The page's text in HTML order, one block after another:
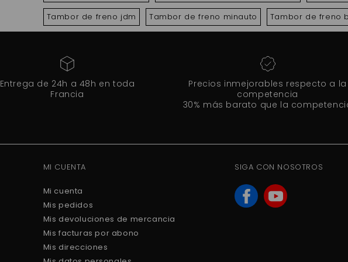
Tambor de freno jdm Tambor de freno minauto Tambor de freno
Entrega de 24h a 48h en toda
Francia
Precios inmejorables respecto a la
competencia
30% más barato que la
MI CUENTA
Mi cuenta
Mis pedidos
Mis devoluciones de mercancia
Mis facturas por abono
Mis direcciones
SIGA CON NOSOTROS